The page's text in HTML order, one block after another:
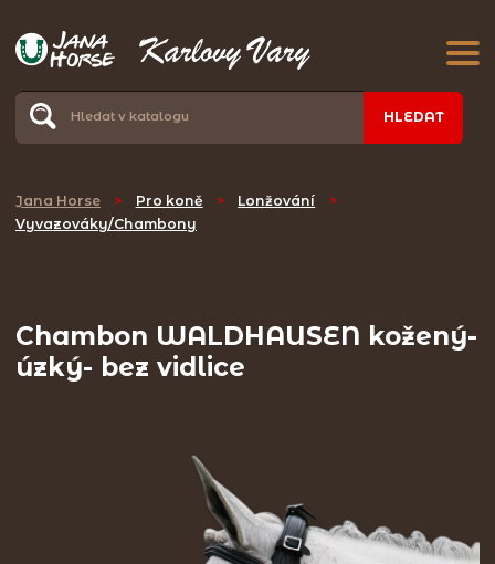
HLEDAT
Jana Horse > Pro koně > Lonžování
>
Vyvazováky/Chambony
Chambon WALDHAUSEN kožený-
úzký- bez vidlice